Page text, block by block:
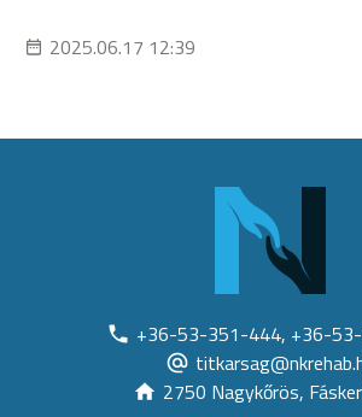
2025.06.17 12:39
+36-53-351-444, +36-
2750 Nagykőrös,